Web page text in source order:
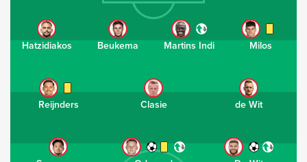
Hatzidiakos Beukema Martins Indi Milos
Reijnders Clasie de Wit